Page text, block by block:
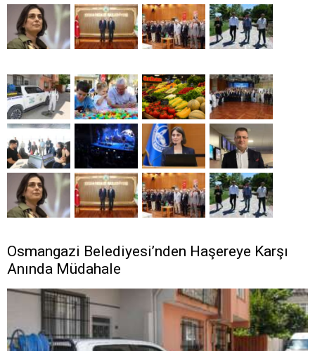
Osmangazi Belediyesi’nden Haşereye Karşı
Anında Müdahale